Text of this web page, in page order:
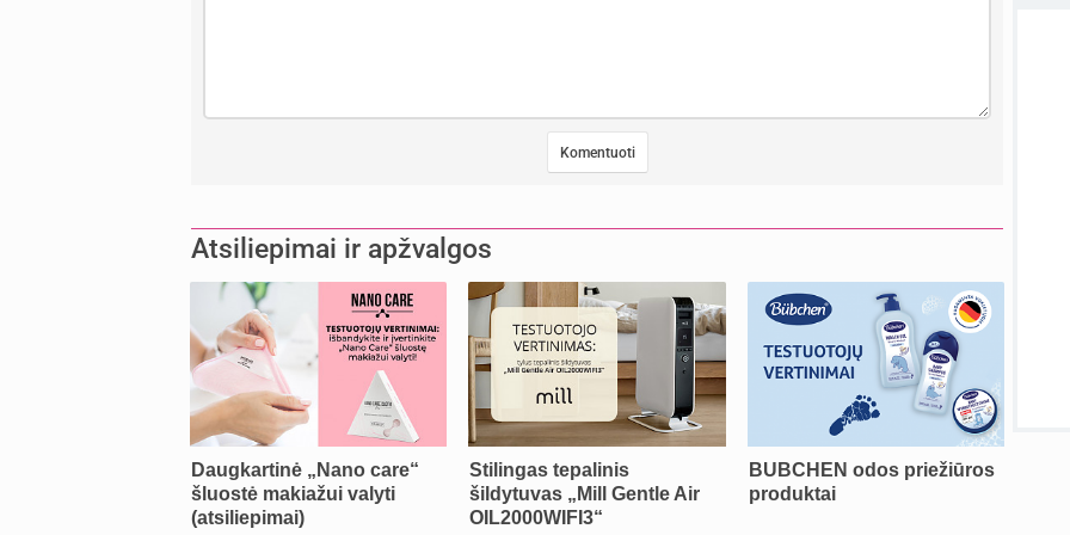
Atsiliepimai ir apžvalgos
Daugkartinė „Nano care“
šluostė makiažui valyti
(atsiliepimai)
Stilingas tepalinis
šildytuvas „Mill Gentle Air
OIL2000WIFI3“
BUBCHEN odos priežiūros
produktai